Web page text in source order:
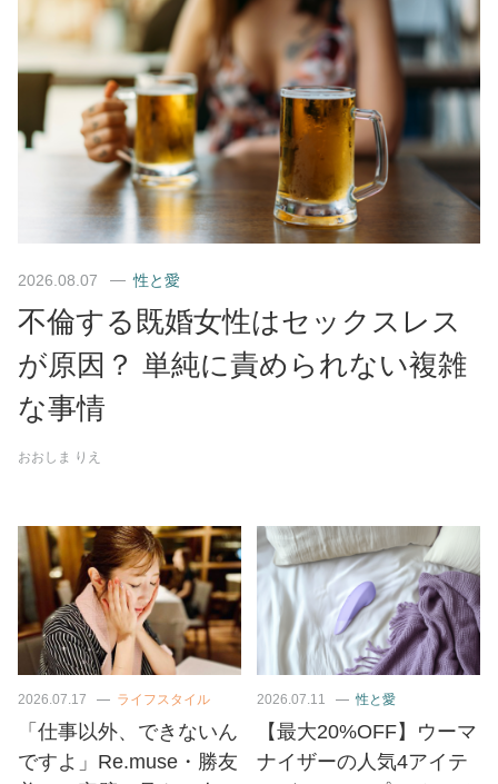
2026.08.07 性と愛
不倫する既婚女性はセックスレス
が原因？ 単純に責められない複雑
な事情
おおしま りえ
2026.07.17 ライフスタイル
「仕事以外、できないん
ですよ」Re.muse・勝友
2026.07.11 性と愛
【最大20%OFF】ウーマ
ナイザーの人気4アイテ